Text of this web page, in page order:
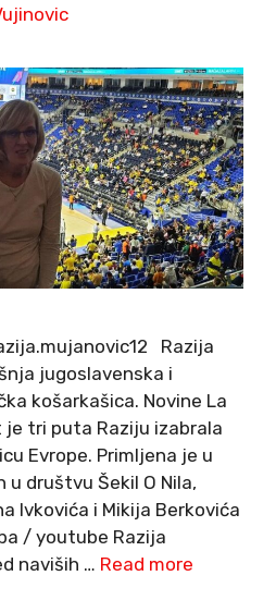
Razija
jugoslavenska i
košarkašica. Novine La
tri puta Raziju izabrala
Evrope. Primljena je u
u društvu Šekil O Nila,
Ivkovića i Mikija Berkovića
/ youtube Razija
naviših … Read more